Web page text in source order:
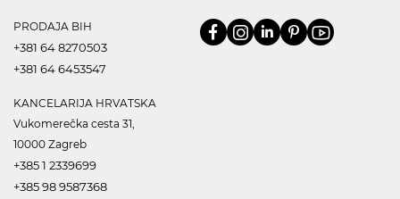
PRODAJA BIH
+381 64 8270503
+381 64 6453547
KANCELARIJA HRVATSKA
Vukomerečka cesta 31,
10000 Zagreb
+385 1 2339699
+385 98 9587368